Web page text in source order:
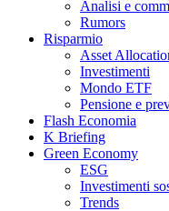
Analisi e
Rumors
Risparmio
Asset
Investimenti
Mondo ETF
Pensione e
Flash Economia
K Briefing
Green Economy
ESG
Investimenti
Trends